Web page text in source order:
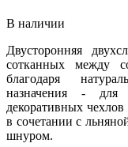
В наличии
Двусторонняя
сотканных между
благодаря
назначения - для
декоративных
в сочетании с
шнуром.